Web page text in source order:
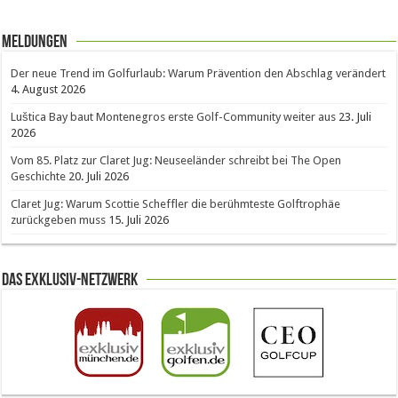
Meldungen
Der neue Trend im Golfurlaub: Warum Prävention den Abschlag verändert
4. August 2026
Luštica Bay baut Montenegros erste Golf-Community weiter aus 23. Juli
2026
Vom 85. Platz zur Claret Jug: Neuseeländer schreibt bei The Open
Geschichte 20. Juli 2026
Claret Jug: Warum Scottie Scheffler die berühmteste Golftrophäe
zurückgeben muss 15. Juli 2026
Das Exklusiv-Netzwerk